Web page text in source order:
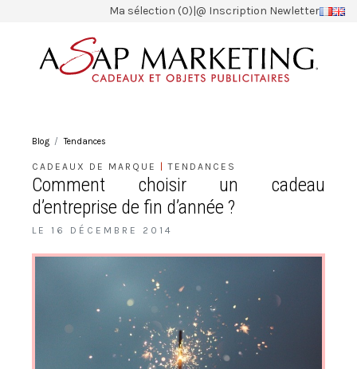
Ma sélection (0)|@ Inscription Newletter
Blog Tendances
CADEAUX DE MARQUE |TENDANCES
Comment choisir un cadeau
d’entreprise de fin d’année ?
LE 16 DÉCEMBRE 2014